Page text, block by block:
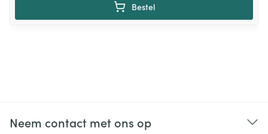
Bestel
Neem contact met ons op